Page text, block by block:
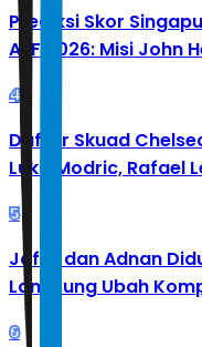
Prediksi Skor
AFF 2026: Misi John
4
Daftar Skuad
Luka Modric, Rafael
5
Jafar dan Adnan
Langsung Ubah
6